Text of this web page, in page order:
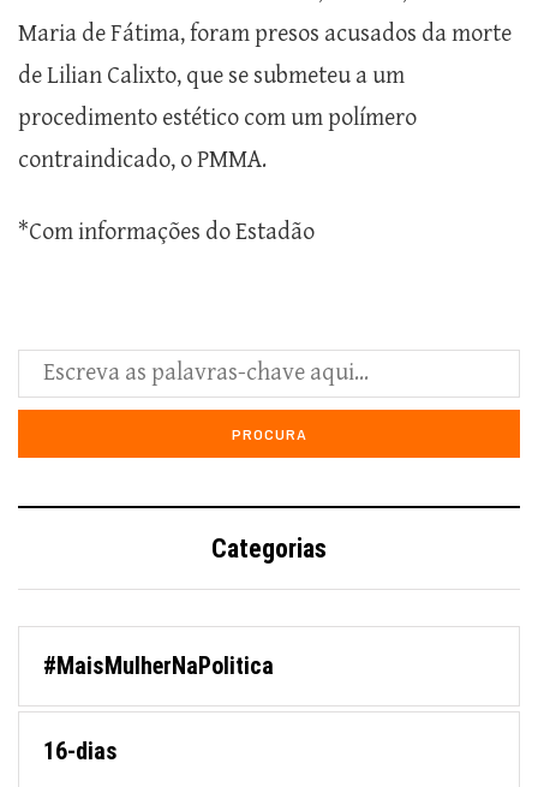
Maria de Fátima, foram presos acusados da morte
de Lilian Calixto, que se submeteu a um
procedimento estético com um polímero
contraindicado, o PMMA.
*Com informações do Estadão
Categorias
#MaisMulherNaPolitica
16-dias